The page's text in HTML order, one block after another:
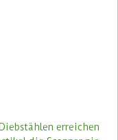
und
dadurch
Unternehmen
Preis – oft
optimierte
in den falschen